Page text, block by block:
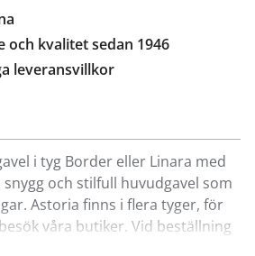
och kvalitet sedan 1946
leveransvillkor
i tyg Border eller Linara med
snygg och stilfull huvudgavel som
Astoria finns i flera tyger, för
våra butiker. Vid beställning